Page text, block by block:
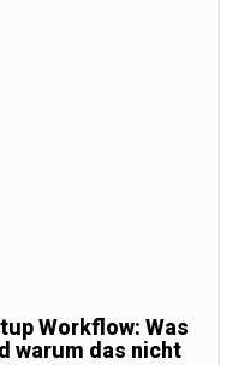
Workflow: Was
warum das nicht